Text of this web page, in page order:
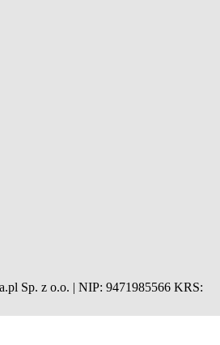
Sp. z o.o. | NIP: 9471985566 KRS: